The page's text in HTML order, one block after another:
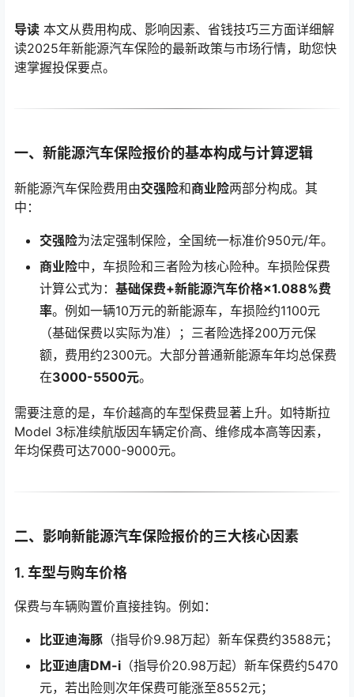
导读 本文从费用构成、影响因素、省钱技巧三方面详细解
读2025年新能源汽车保险的最新政策与市场行情，助您快
速掌握投保要点。
一、新能源汽车保险报价的基本构成与计算逻辑
新能源汽车保险费用由交强险和商业险两部分构成。其
中：
交强险为法定强制保险，全国统一标准价950元/年。
商业险中，车损险和三者险为核心险种。车损险保费
计算公式为： 基础保费+新能源汽车价格×1.088%费
率。例如一辆10万元的新能源车，车损险约1100元
（基础保费以实际为准）；三者险选择200万元保
额，费用约2300元。大部分普通新能源车年均总保费
在3000-5500元。
需要注意的是，车价越高的车型保费显著上升。如特斯拉
Model 3标准续航版因车辆定价高、维修成本高等因素，
年均保费可达7000-9000元。
二、影响新能源汽车保险报价的三大核心因素
1. 车型与购车价格
保费与车辆购置价直接挂钩。例如：
比亚迪海豚 （指导价9.98万起）新车保费约3588元；
比亚迪唐DM-i （指导价20.98万起）新车保费约5470
元，若出险则次年保费可能涨至8552元；